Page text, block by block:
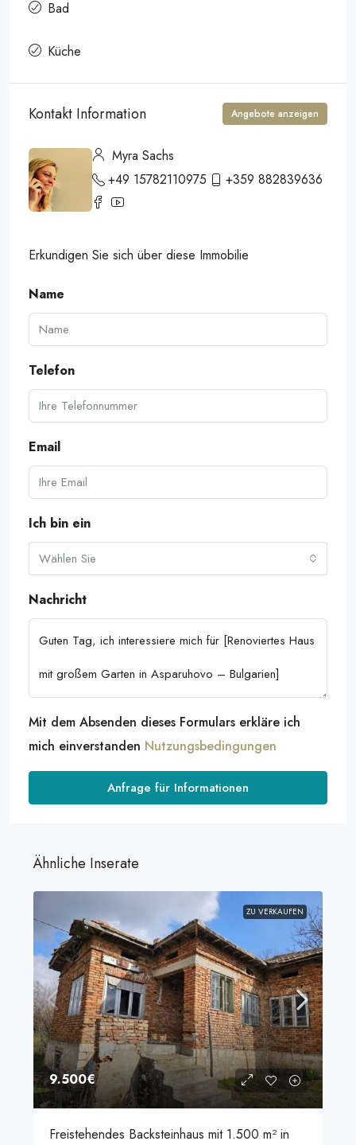
Bad
Küche
Kontakt Information Angebote anzeigen
Myra Sachs
+49 15782110975
+359 882839636
Erkundigen Sie sich über diese Immobilie
Name
Telefon
Email
Ich bin ein
Wählen Sie
Nachricht
Mit dem Absenden dieses Formulars erkläre ich
mich einverstanden Nutzungsbedingungen
Anfrage für Informationen
Ähnliche Inserate
ZU VERKAUFEN
9.500€
Freistehendes Backsteinhaus mit 1.500 m² in